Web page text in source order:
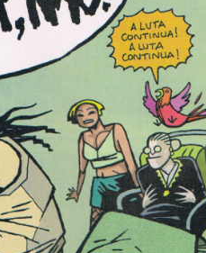
Edição Digital
Edição Portuguesa
Exposições e Eventos
Fanzines
Festivais e Salões
Formação